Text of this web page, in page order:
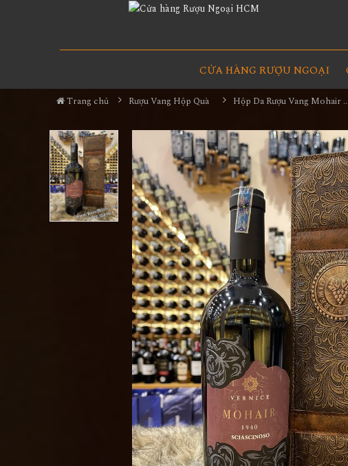
CỬA HÀNG RƯỢU NGOẠI
Trang chủ Rượu Vang Hộp Quà Hộp Da Rượu Vang Mohair Vernice Sciascinoso Cao Cấp